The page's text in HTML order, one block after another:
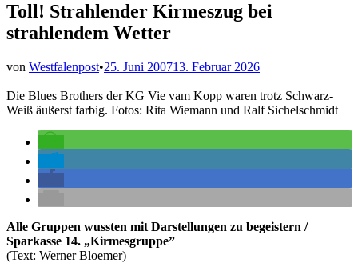
Toll! Strahlender Kirmeszug bei
strahlendem Wetter
von Westfalenpost•25. Juni 200713. Februar 2026
Die Blues Brothers der KG Vie vam Kopp waren trotz Schwarz-
Weiß äußerst farbig. Fotos: Rita Wiemann und Ralf Sichelschmidt
Alle Gruppen wussten mit Darstellungen zu begeistern /
Sparkasse 14. „Kirmesgruppe”
(Text: Werner Bloemer)